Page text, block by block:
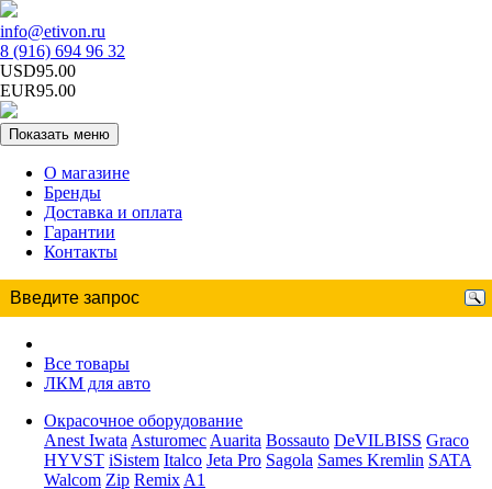
info@etivon.ru
8 (916) 694 96 32
USD95.00
EUR95.00
Показать меню
О магазине
Бренды
Доставка и оплата
Гарантии
Контакты
Все товары
ЛКМ для авто
Окрасочное оборудование
Anest Iwata Asturomec Auarita Bossauto DeVILBISS Graco
HYVST iSistem Italco Jeta Pro Sagola Sames Kremlin SATA
Walcom Zip Remix A1